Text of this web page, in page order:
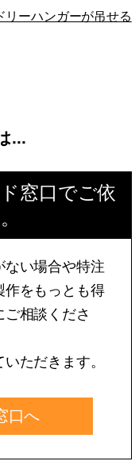
リーハンガーが吊せる
...
窓口でご依
ない場合や特注
作をもっとも得
相談くださ
ただきます。
口へ